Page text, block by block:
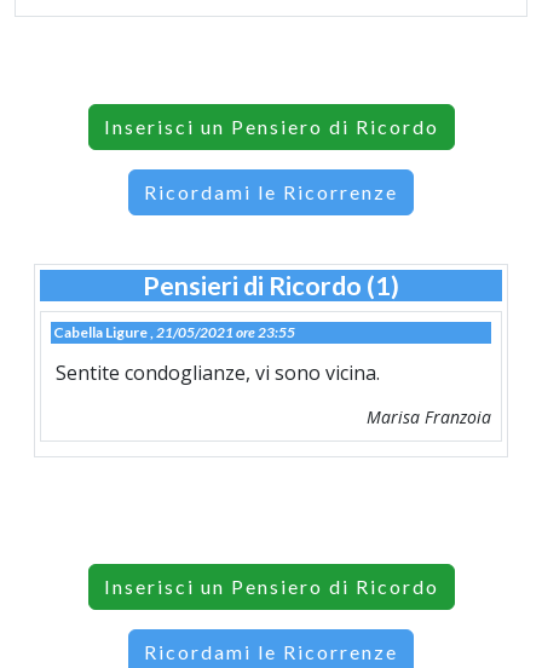
Inserisci un Pensiero di Ricordo
Ricordami le Ricorrenze
Pensieri di Ricordo (1)
Cabella Ligure ,21/05/2021 ore 23:55
Sentite condoglianze, vi sono vicina.
Marisa Franzoia
Inserisci un Pensiero di Ricordo
Ricordami le Ricorrenze